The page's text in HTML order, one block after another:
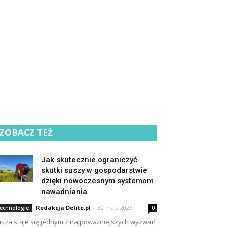
TEŻ
Jak skutecznie ograniczyć
skutki suszy w gospodarstwie
dzięki nowoczesnym systemom
nawadniania
Redakcja Delite.pl - 30 maja 2026 0
staje się jednym z najpoważniejszych wyzwań